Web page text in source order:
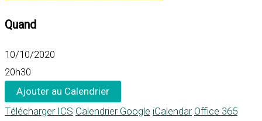
Quand
10/10/2020
20h30
Ajouter au Calendrier
Télécharger ICS Calendrier Google iCalendar Office 365